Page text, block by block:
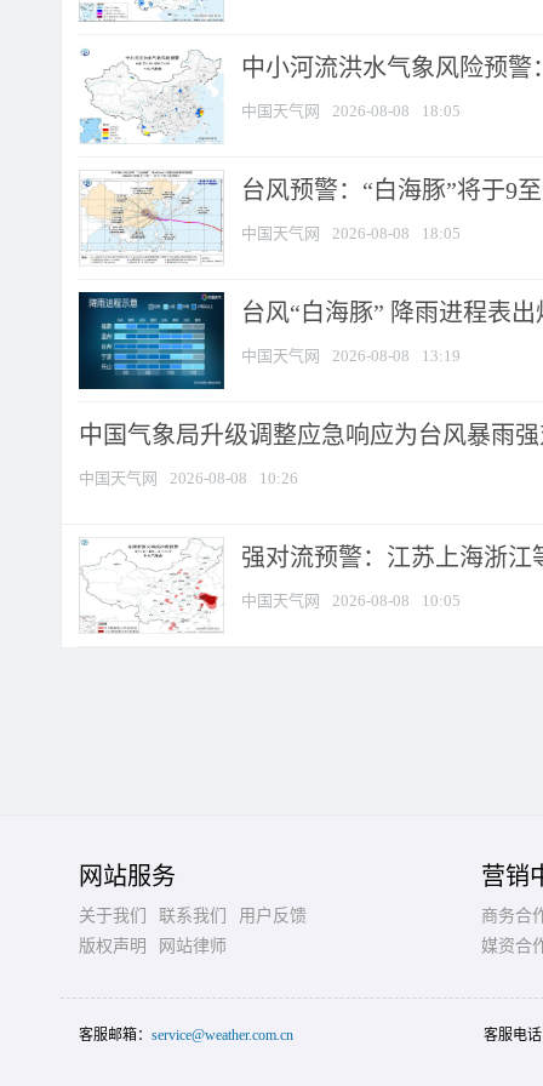
中小河流洪水气象风险预
中国天气网 2026-08-08 18:05
台风预警：“白海豚”将于9
中国天气网 2026-08-08 18:05
台风“白海豚” 降雨进程表
中国天气网 2026-08-08 13:19
中国气象局升级调整应急响应为台风暴雨
中国天气网 2026-08-08 10:26
强对流预警：江苏上海浙江
中国天气网 2026-08-08 10:05
网站服务
关于我们 联系我们
用户反馈
版权声明
网站律师
营销
商务合
媒资合
客服邮箱： service@weather.com.cn 客服电